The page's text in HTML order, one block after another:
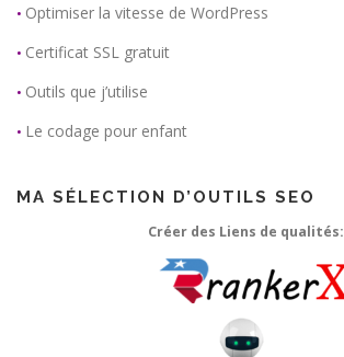
• Optimiser la vitesse de WordPress
• Certificat SSL gratuit
• Outils que j’utilise
• Le codage pour enfant
MA SÉLECTION D’OUTILS SEO
Créer des Liens de qualités: